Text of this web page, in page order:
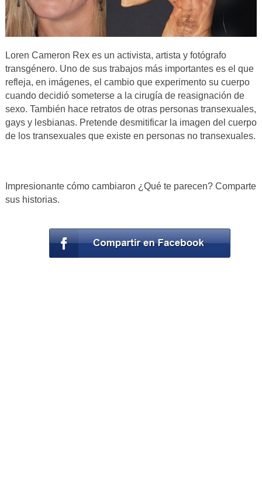
Loren Cameron Rex es un activista, artista y fotógrafo
transgénero. Uno de sus trabajos más importantes es el que
refleja, en imágenes, el cambio que experimento su cuerpo
cuando decidió someterse a la cirugía de reasignación de
sexo. También hace retratos de otras personas transexuales,
gays y lesbianas. Pretende desmitificar la imagen del cuerpo
de los transexuales que existe en personas no transexuales.
Impresionante cómo cambiaron ¿Qué te parecen? Comparte
sus historias.